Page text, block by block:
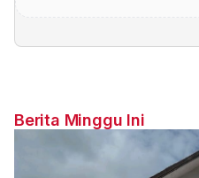
Berita Minggu Ini